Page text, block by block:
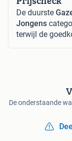
De duurste
Jongens
terwijl de
De onderstaande